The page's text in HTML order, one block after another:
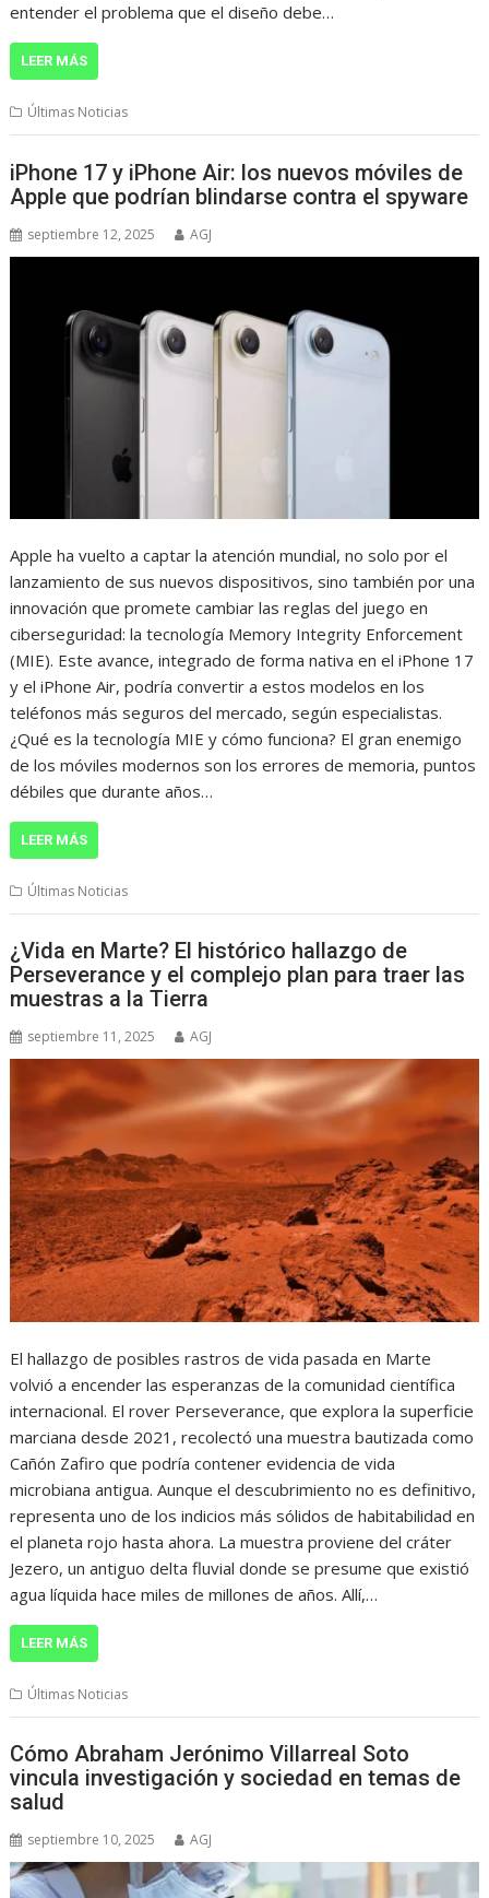
entender el problema que el diseño debe…
LEER MÁS
Últimas Noticias
iPhone 17 y iPhone Air: los nuevos móviles de
Apple que podrían blindarse contra el spyware
septiembre 12, 2025 AGJ
Apple ha vuelto a captar la atención mundial, no solo por el
lanzamiento de sus nuevos dispositivos, sino también por una
innovación que promete cambiar las reglas del juego en
ciberseguridad: la tecnología Memory Integrity Enforcement
(MIE). Este avance, integrado de forma nativa en el iPhone 17
y el iPhone Air, podría convertir a estos modelos en los
teléfonos más seguros del mercado, según especialistas.
¿Qué es la tecnología MIE y cómo funciona? El gran enemigo
de los móviles modernos son los errores de memoria, puntos
débiles que durante años…
LEER MÁS
Últimas Noticias
¿Vida en Marte? El histórico hallazgo de
Perseverance y el complejo plan para traer las
muestras a la Tierra
septiembre 11, 2025 AGJ
El hallazgo de posibles rastros de vida pasada en Marte
volvió a encender las esperanzas de la comunidad científica
internacional. El rover Perseverance, que explora la superficie
marciana desde 2021, recolectó una muestra bautizada como
Cañón Zafiro que podría contener evidencia de vida
microbiana antigua. Aunque el descubrimiento no es definitivo,
representa uno de los indicios más sólidos de habitabilidad en
el planeta rojo hasta ahora. La muestra proviene del cráter
Jezero, un antiguo delta fluvial donde se presume que existió
agua líquida hace miles de millones de años. Allí,…
LEER MÁS
Últimas Noticias
Cómo Abraham Jerónimo Villarreal Soto
vincula investigación y sociedad en temas de
salud
septiembre 10, 2025 AGJ